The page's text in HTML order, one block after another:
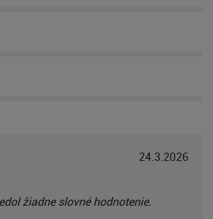
24.3.2026
žiadne slovné hodnotenie.